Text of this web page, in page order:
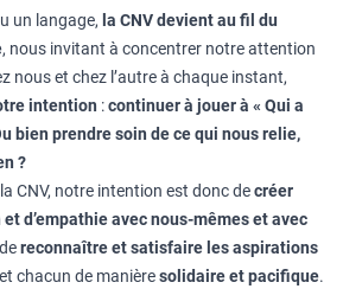
un langage, la CNV devient au fil du
, nous invitant à concentrer notre attention
nous et chez l’autre à chaque instant,
intention :continuer à jouer à « Qui a
bien prendre soin de ce qui nous relie,
?
CNV, notre intention est donc decréer
d’empathie avec nous-mêmes et avec
reconnaître et satisfaire les aspirations
chacun de manièresolidaire et pacifique.